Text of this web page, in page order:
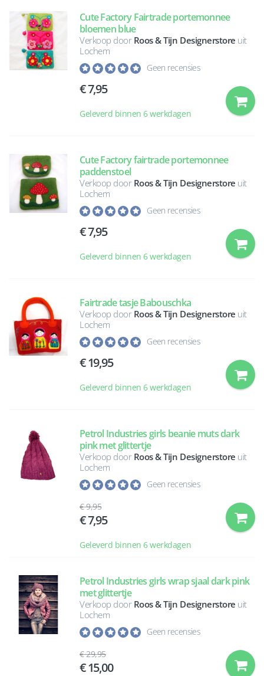
Cute Factory Fairtrade portemonnee
bloemen blue
Verkoop door Roos & Tijn Designerstore uit
Lochem
Geen recensies
7,95
Geleverd binnen 6 werkdagen
Cute Factory fairtrade portemonnee
paddenstoel
Verkoop door Roos & Tijn Designerstore uit
Lochem
Geen recensies
7,95
Geleverd binnen 6 werkdagen
Fairtrade tasje Babouschka
Verkoop door Roos & Tijn Designerstore uit
Lochem
Geen recensies
19,95
Geleverd binnen 6 werkdagen
Petrol Industries girls beanie muts dark
pink met glittertje
Verkoop door Roos & Tijn Designerstore uit
Lochem
Geen recensies
9,95
7,95
Geleverd binnen 6 werkdagen
Petrol Industries girls wrap sjaal dark pink
met glittertje
Verkoop door Roos & Tijn Designerstore uit
Lochem
Geen recensies
29,95
15,00